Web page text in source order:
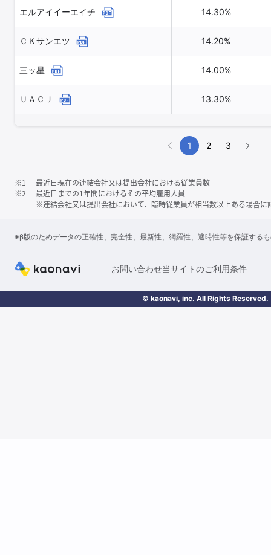
エルアイイーエイチ 14.30%
ＣＫサンエツ 14.20%
三ッ星 14.00%
ＵＡＣＪ 13.30%
1 2 3
※1
最近日現在の連結会社又は提出会社における従業員数
※2
最近日までの1年間におけるその平均雇用人員
※連結会社又は提出会社において、臨時従業員が相当数以上ある場合に
※β版のためデータの正確性、完全性、最新性、網羅性、適時性等を保証する
お問い合わせ当サイトのご利用条件
© kaonavi, inc. All Rights Reserved.